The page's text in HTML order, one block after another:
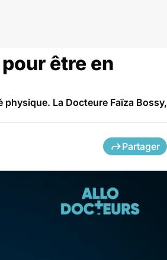
être en
La Docteure Faïza Bossy,
Partager